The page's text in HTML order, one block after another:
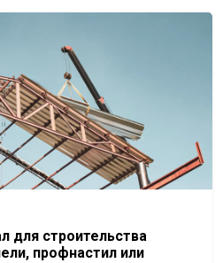
для строительства
профнастил или